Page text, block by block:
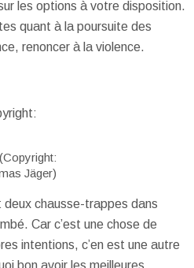
les options à votre disposition.
quant à la poursuite des
renoncer à la violence.
Jäger)
chausse-trappes dans
Car c’est une chose de
intentions, c’en est une autre
bon avoir les meilleures